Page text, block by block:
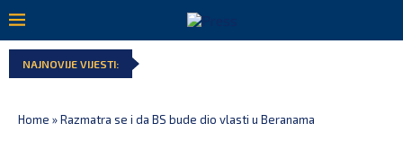
NAJNOVIJE VIJESTI:
Home »Razmatra se i da BS bude dio vlasti u Beranama